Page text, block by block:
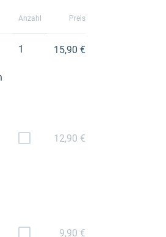
Anzahl Preis
1 15,90 €
12,90 €
9,90 €